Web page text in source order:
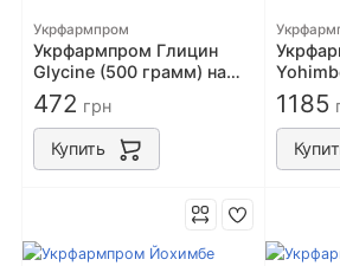
Укрфармпром
Укрфармпром Глицин
Glycine (500 грамм) на
развес
472 грн
Купить
грамм)
1185